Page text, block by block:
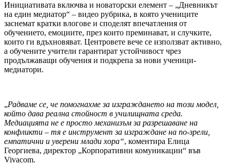
Инициативата включва и новаторски елемент – „Дневникът
на един медиатор“ – видео рубрика, в която учениците
заснемат кратки влогове и споделят впечатления от
обучението, емоциите, през които преминават, и случките,
които ги вдъхновяват. Центровете вече се използват активно,
а обучените учители гарантират устойчивост чрез
продължаващи обучения и подкрепа за нови ученици-
медиатори.
„Радваме се, че помогнахме за изграждането на този модел,
който дава реална стойност в училищната среда.
Медиацията не е просто механизъм за разрешаване на
конфликти – тя е инструмент за изграждане на по-зрели,
емпатични и уверени млади хора“, коментира Елица
Георгиева, директор „Корпоративни комуникации“ във
Vivacom.